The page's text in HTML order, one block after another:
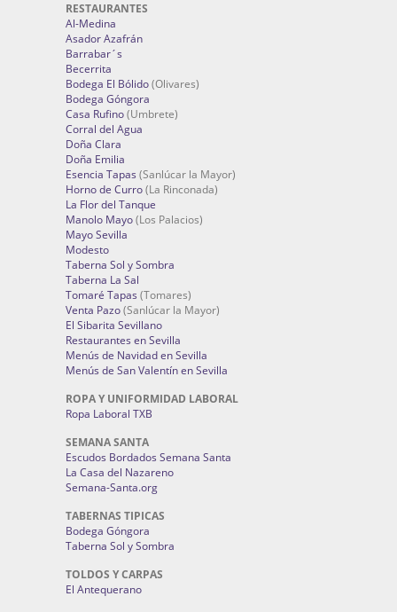
RESTAURANTES
Al-Medina
Asador Azafrán
Barrabar´s
Becerrita
Bodega El Bólido(Olivares)
Bodega Góngora
Casa Rufino(Umbrete)
Corral del Agua
Doña Clara
Doña Emilia
Esencia Tapas (Sanlúcar la Mayor)
Horno de Curro(La Rinconada)
La Flor del Tanque
Manolo Mayo(Los Palacios)
Mayo Sevilla
Modesto
Taberna Sol y Sombra
Taberna La Sal
Tomaré Tapas (Tomares)
Venta Pazo(Sanlúcar la Mayor)
El Sibarita Sevillano
Restaurantes en Sevilla
Menús de Navidad en Sevilla
Menús de San Valentín en Sevilla
ROPA Y UNIFORMIDAD LABORAL
Ropa Laboral TXB
SEMANA SANTA
Escudos Bordados Semana Santa
La Casa del Nazareno
Semana-Santa.org
TABERNAS TIPICAS
Bodega Góngora
Taberna Sol y Sombra
TOLDOS Y CARPAS
El Antequerano